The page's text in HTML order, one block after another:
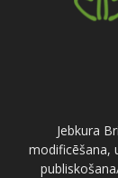
Jebkura
modificēšana,